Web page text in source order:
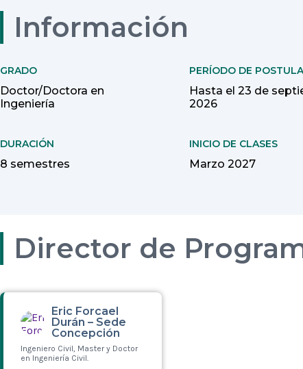
Información
GRADO
Doctor/Doctora en
Ingeniería
PERÍODO DE
Hasta el 23 de
2026
DURACIÓN
8 semestres
INICIO DE CLASES
Marzo 2027
Director de
Eric Forcael
Durán – Sede
Concepción
Ingeniero Civil, Master y Doctor
en Ingeniería Civil.